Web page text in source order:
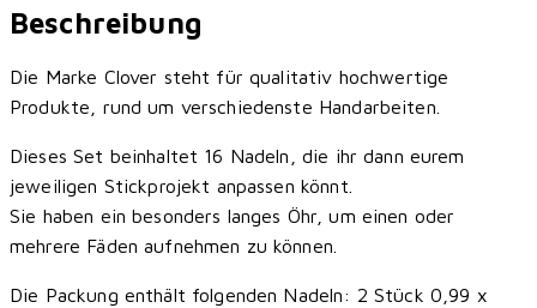
Beschreibung
Die Marke Clover steht für qualitativ hochwertige
Produkte, rund um verschiedenste Handarbeiten.
Dieses Set beinhaltet 16 Nadeln, die ihr dann eurem
jeweiligen Stickprojekt anpassen könnt.
Sie haben ein besonders langes Öhr, um einen oder
mehrere Fäden aufnehmen zu können.
Die Packung enthält folgenden Nadeln: 2 Stück 0,99 x